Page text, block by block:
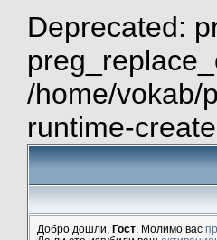
Deprecated:
/home/vokab/
runtime-
Добро дошли, Гост . Молимо вас